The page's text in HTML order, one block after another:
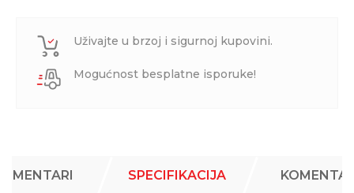
Uživajte u brzoj i sigurnoj kupovini.
Mogućnost besplatne isporuke!
SPECIFIKACIJA